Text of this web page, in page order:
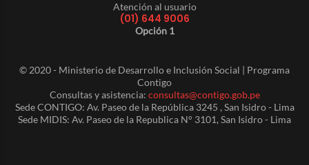
Atención al usuario
(01) 644 9006
Opción 1
© 2020 - Ministerio de Desarrollo e Inclusión Social | Programa
Contigo
Consultas y asistencia: consultas@contigo.gob.pe
Sede CONTIGO: Av. Paseo de la República 3245 , San Isidro - Lima
Sede MIDIS: Av. Paseo de la Republica N° 3101, San Isidro - Lima